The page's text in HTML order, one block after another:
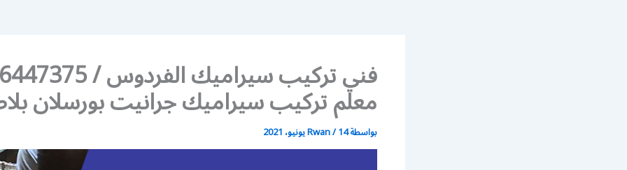
معلم تركيب سيراميك جرانيت بورسلان
بواسطة Rwan/14 يونيو، 2021